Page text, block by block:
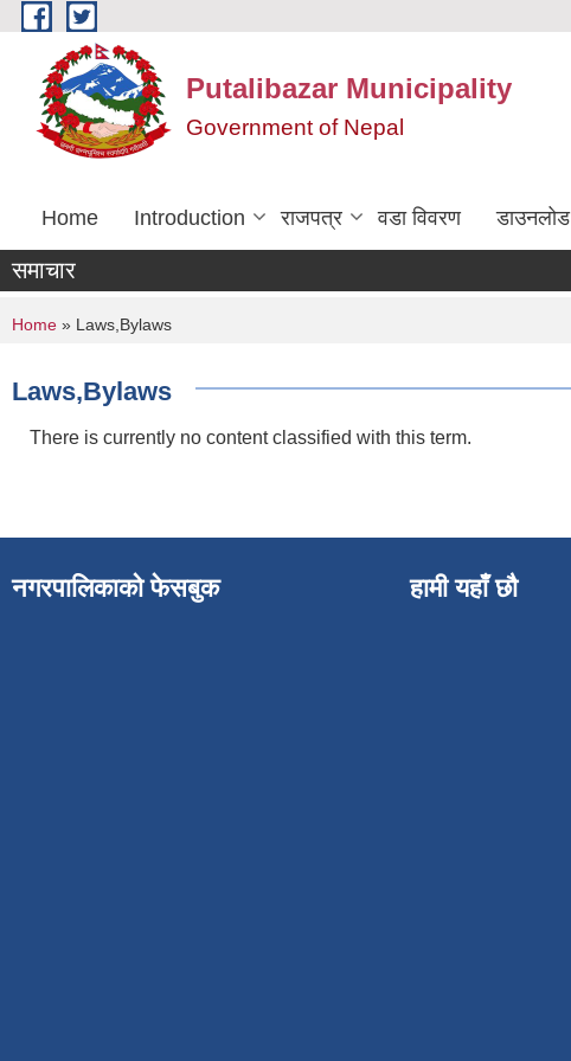
Skip to main content
Putalibazar Municipality
Government of Nepal
Home Introduction राजपत्र वडा विवरण डाउनलोड
समाचार
You are here
Home » Laws,Bylaws
Laws,Bylaws
There is currently no content classified with this term.
नगरपालिकाको फेसबुक हामी यहाँ छौ